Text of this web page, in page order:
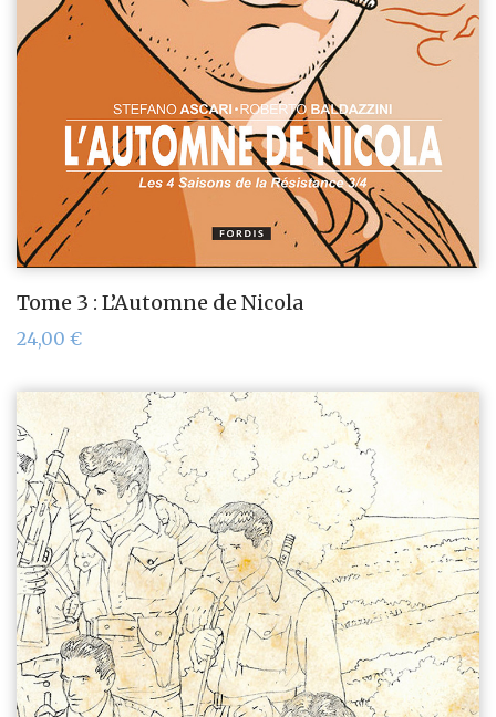
Tome 3 : L’Automne de Nicola
24,00 €